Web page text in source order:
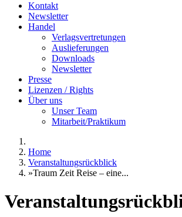
Kontakt
Newsletter
Handel
Verlagsvertretungen
Auslieferungen
Downloads
Newsletter
Presse
Lizenzen / Rights
Über uns
Unser Team
Mitarbeit/Praktikum
Home
Veranstaltungsrückblick
»Traum Zeit Reise – eine...